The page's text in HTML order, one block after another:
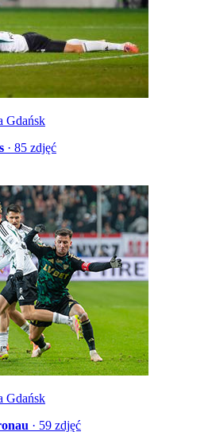
Gdańsk
· 85 zdjęć
Gdańsk
· 59 zdjęć